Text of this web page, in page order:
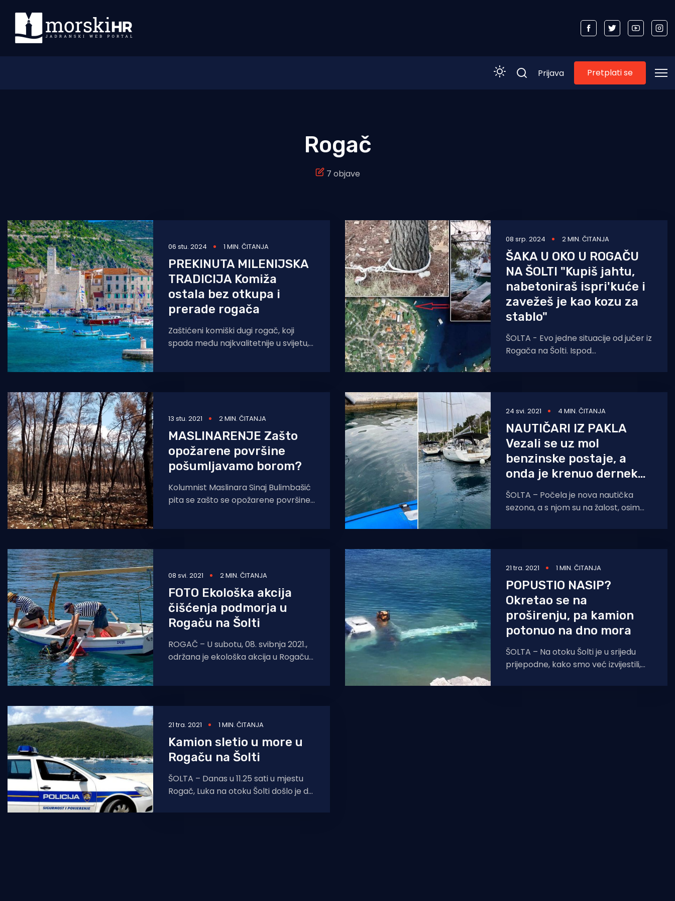
Turizam i nautika
Pomorstvo
Ribolov
Ekologija
Tradicija i kultura
Prijava Pretplati se
Rogač
7 objave
06 stu. 2024 1 MIN. ČITANJA
PREKINUTA MILENIJSKA
TRADICIJA Komiža
ostala bez otkupa i
prerade rogača
Zaštićeni komiški dugi rogač, koji
spada među najkvalitetnije u svijetu,
08 srp. 2024 2 MIN. ČITANJA
ŠAKA U OKO U ROGAČU
NA ŠOLTI "Kupiš jahtu,
nabetoniraš ispri'kuće i
zavežeš je kao kozu za
stablo"
ŠOLTA - Evo jedne situacije od jučer iz
Rogača na Šolti. Ispod
rečeno estetska
13 stu. 2021 2 MIN. ČITANJA
MASLINARENJE Zašto
opožarene površine
pošumljavamo borom?
Kolumnist Maslinara Sinaj Bulimbašić
pita se zašto se opožarene površine
24 svi. 2021 4 MIN. ČITANJA
NAUTIČARI IZ PAKLA
Vezali se uz mol
benzinske postaje, a
onda je krenuo dernek…
ŠOLTA – Počela je nova nautička
sezona, a s njom su na žalost, osim
koji poštuju
08 svi. 2021 2 MIN. ČITANJA
FOTO Ekološka akcija
čišćenja podmorja u
Rogaču na Šolti
ROGAČ – U subotu, 08. svibnja 2021.,
održana je ekološka akcija u Rogaču
21 tra. 2021 1 MIN. ČITANJA
POPUSTIO NASIP?
Okretao se na
proširenju, pa kamion
potonuo na dno mora
ŠOLTA – Na otoku Šolti je u srijedu
prijepodne, kako smo već izvijestili,
splitsko-dalmatinska
21 tra. 2021 1 MIN. ČITANJA
Kamion sletio u more u
Rogaču na Šolti
ŠOLTA – Danas u 11.25 sati u mjestu
Rogač, Luka na otoku Šolti došlo je do